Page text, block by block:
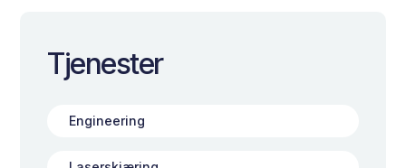
Tjenester
Engineering